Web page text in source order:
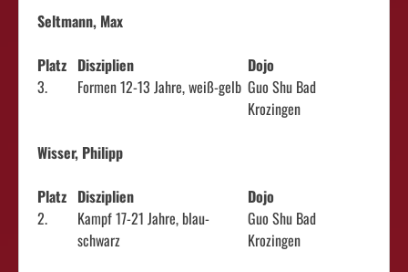
Seltmann, Max
Platz Disziplien
Dojo
3.
Formen 12-13 Jahre, weiß-gelb Guo Shu Bad
Krozingen
Wisser, Philipp
Platz Disziplien
Dojo
2.
Kampf 17-21 Jahre, blau-
schwarz
Guo Shu Bad
Krozingen